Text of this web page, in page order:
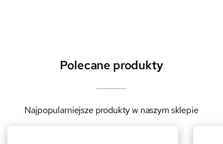
Polecane produkty
Najpopularniejsze produkty w naszym sklepie